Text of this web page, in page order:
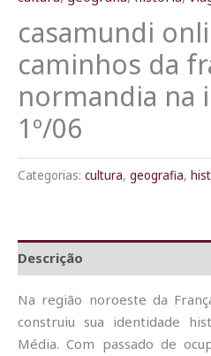
casamundi
caminhos da
normandia na
1º/06
Categorias: cultura, geografia,
Descrição
Na região noroeste da
construiu sua identidade
Média. Com passado de